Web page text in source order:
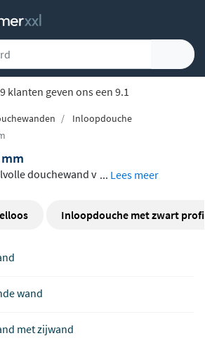
of gespreid betalen
Inloopdouche
douchewand v
keuze aan inloop
Wiesbaden en Alvo
glas, matglas
zijwand, elk
een
langer schoo
... Lees meer
Inloopdouche met zwart
wand
met zijwand